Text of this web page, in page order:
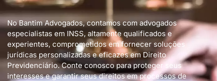
No Bantim Advogados, contamos com advogados
especialistas em INSS, altamente qualificados e
experientes, comprometidos em fornecer soluções
jurídicas personalizadas e eficazes em Direito
Previdenciário. Conte conosco para proteger seus
interesses e garantir seus direitos em processos de